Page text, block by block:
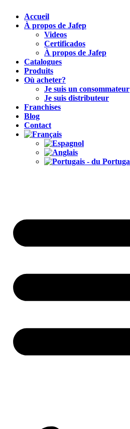
Accueil
À propos de Jafep
Videos
Certificados
À propos de Jafep
Catalogues
Produits
Où acheter?
Je suis un consommateur
Je suis distributeur
Franchises
Blog
Contact